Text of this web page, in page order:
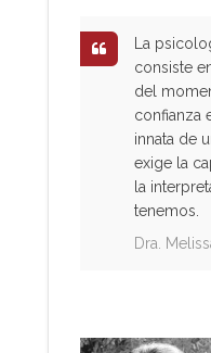
La
consiste
del
confianza
innata de
exige la
la
tenemos.
Dra.